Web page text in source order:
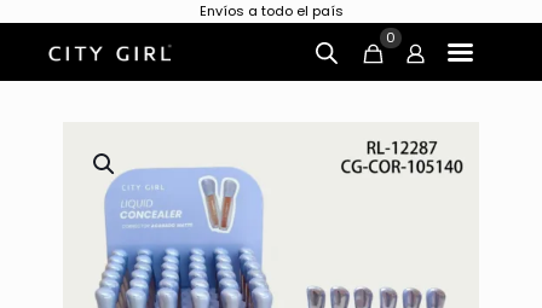
Envíos a todo el país
0